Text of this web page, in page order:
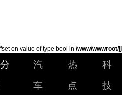
on value of type bool in /www/wwwroot/
汽
车
热
点
科
技